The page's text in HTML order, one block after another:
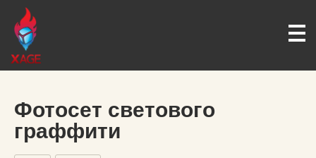
Фотосет светового
граффити